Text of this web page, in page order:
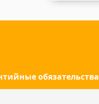
обязательства